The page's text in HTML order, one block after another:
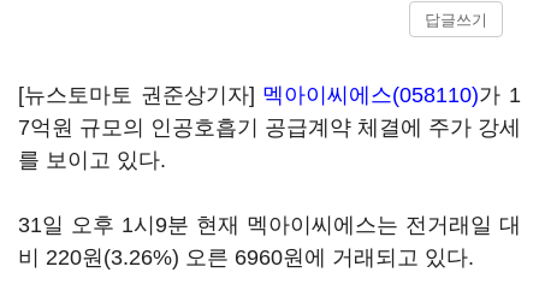
답글쓰기
[뉴스토마토 권준상기자] 멕아이씨에스(058110)가 1
7억원 규모의 인공호흡기 공급계약 체결에 주가 강세
를 보이고 있다.
31일 오후 1시9분 현재 멕아이씨에스는 전거래일 대
비 220원(3.26%) 오른 6960원에 거래되고 있다.